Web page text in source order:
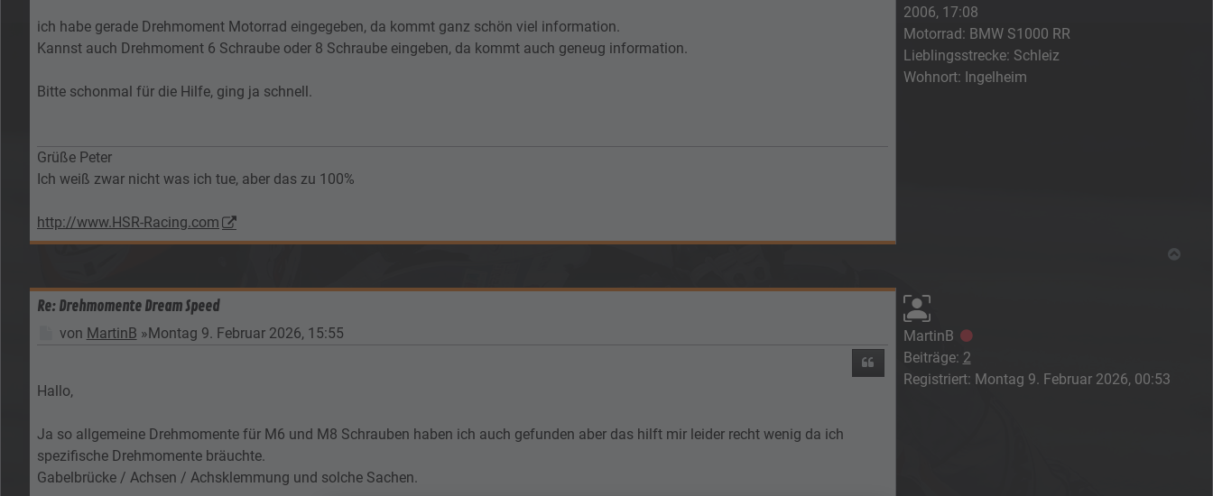
2006, 17:08
Motorrad: BMW S1000 RR
Lieblingsstrecke: Schleiz
Wohnort: Ingelheim
ich habe gerade Drehmoment Motorrad eingegeben, da kommt ganz schön viel information.
Kannst auch Drehmoment 6 Schraube oder 8 Schraube eingeben, da kommt auch geneug information.
Bitte schonmal für die Hilfe, ging ja schnell.
Grüße Peter
Ich weiß zwar nicht was ich tue, aber das zu 100%
http://www.HSR-Racing.com
MartinB Offline
Beiträge: 2
Registriert: Montag 9. Februar 2026, 00:53
Re: Drehmomente Dream Speed
Beitrag
von MartinB » Montag 9. Februar 2026, 15:55
Zitieren
Hallo,
Ja so allgemeine Drehmomente für M6 und M8 Schrauben haben ich auch gefunden aber das hilft mir leider recht wenig da ich
spezifische Drehmomente bräuchte.
Gabelbrücke / Achsen / Achsklemmung und solche Sachen.